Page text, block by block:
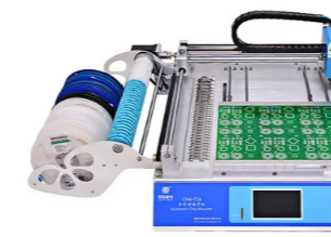
সাইটম্যাপ
গোপনীয়তা